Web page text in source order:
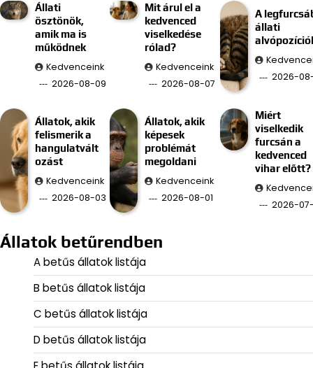
Állati
ösztönök,
amik ma is
működnek
Kedvenceink
2026-08-09
Mit árul el a
kedvenced
viselkedése
rólad?
Kedvenceink
2026-08-07
A
állati
2026-
Állatok, akik
felismerik a
hangulatvált
ozást
Kedvenceink
2026-08-03
Állatok, akik
képesek
problémát
megoldani
Kedvenceink
2026-08-01
Miért
viselkedik
furcsán a
kedvenced
vihar előtt?
2026-
Állatok betűrendben
A betűs állatok listája
B betűs állatok listája
C betűs állatok listája
D betűs állatok listája